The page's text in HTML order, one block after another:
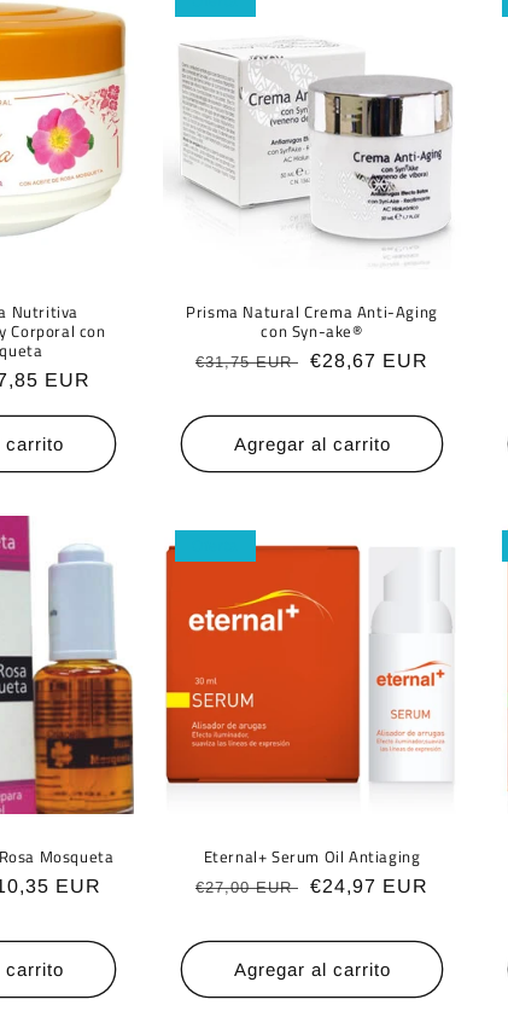
Nutritiva
Corporal con
EUR
carrito
Prisma Natural Crema Anti-Aging
con Syn-ake®
Precio
€31,75 EUR
Precio
oferta
€28,67 EUR
Agregar al carrito
Mosqueta
EUR
carrito
Eternal+ Serum Oil Antiaging
Precio
€27,00 EUR
Precio
oferta
€24,97 EUR
Agregar al carrito